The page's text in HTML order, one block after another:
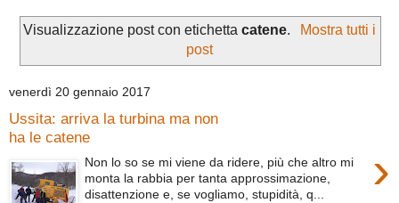
Visualizzazione post con etichettacatene.
Mostra tutti i
post
venerdì 20 gennaio 2017
Ussita: arriva la turbina ma non
ha le catene
›
Non lo so se mi viene da ridere, più che altro mi
monta la rabbia per tanta approssimazione,
disattenzione e, se vogliamo, stupidità, q...